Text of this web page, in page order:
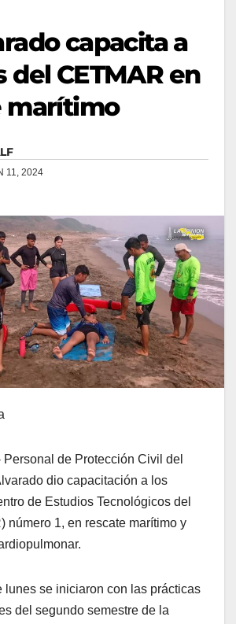
capacita a
del CETMAR en
marítimo
11, 2024
Personal de Protección Civil del
dio capacitación a los
de Estudios Tecnológicos del
número 1, en rescate marítimo y
lunes se iniciaron con las prácticas
del segundo semestre de la